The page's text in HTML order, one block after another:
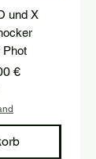
und X
Phot
€